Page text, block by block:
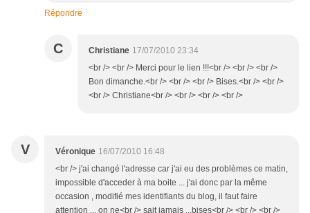
Répondre
C Christiane 17/07/2010 23:34
<br /> <br /> Merci pour le lien !!!<br /> <br /> <br />
Bon dimanche.<br /> <br /> <br /> Bises.<br /> <br />
<br /> Christiane<br /> <br /> <br /> <br />
V Véronique 16/07/2010 16:48
<br /> j'ai changé l'adresse car j'ai eu des problèmes ce matin,
impossible d'acceder à ma boite ... j'ai donc par la même
occasion , modifié mes identifiants du blog, il faut faire
attention ... on ne<br /> sait jamais ...bises<br /> <br /> <br />